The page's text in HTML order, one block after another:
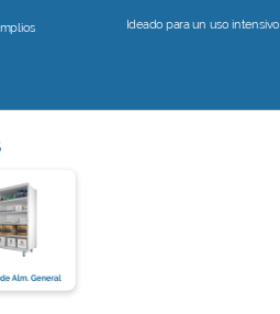
Ideado para un uso intensivo.